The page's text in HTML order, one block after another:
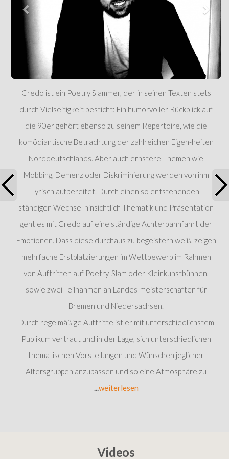
Credo ist ein Poetry Slammer, der in seinen Texten stets
durch Vielseitigkeit besticht: Ein humorvoller Rückblick auf
die 90er gehört ebenso zu seinem Repertoire, wie die
komödiantische Betrachtung der zahlreichen Eigen-heiten
Norddeutschlands. Aber auch ernstere Themen wie
Mobbing, Demenz oder Diskriminierung werden von ihm
lyrisch aufbereitet. Durch einen so entstehenden
ständigen Wechsel hinsichtlich Thematik und Präsentation
geht es mit Credo auf eine ständige Achterbahnfahrt der
Emotionen. Dass diese durchaus zu begeistern weiß, zeigen
mehrfache Erstplatzierungen im Wettbewerb im Rahmen
von Auftritten auf Poetry-Slam oder Kleinkunstbühnen,
sowie zwei Teilnahmen an Landes-meisterschaften für
Bremen und Niedersachsen.
Durch regelmäßige Auftritte ist er mit unterschiedlichstem
Publikum vertraut und in der Lage, sich unterschiedlichen
thematischen Vorstellungen und Wünschen jeglicher
Altersgruppen anzupassen und so eine Atmosphäre zu
weiterlesen
Videos